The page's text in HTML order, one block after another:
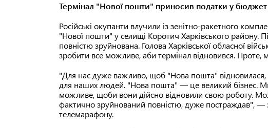
Термінал "Нової пошти" приносив податки у бюджет
Російські окупанти влучили із зенітно-ракетного
"Нової пошти" у селищі Коротич Харківського району.
повністю зруйнована. Голова Харківської обласної
зробити все можливе, аби термінал відновився.
"Для нас дуже важливо, щоб "Нова пошта" відновилася,
для наших людей. "Нова пошта" — це великий бізнес.
можливе, щоби вони дійсно відновили свою роботу.
фактично зруйнований повністю, дуже постраждав", —
телемарафону.